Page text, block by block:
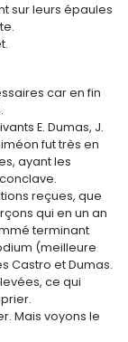
sur leurs épaules
car en fin
E. Dumas, J.
fut très en
ayant les
reçues, que
qui en un an
terminant
(meilleure
Castro et Dumas.
ce qui
Mais voyons le